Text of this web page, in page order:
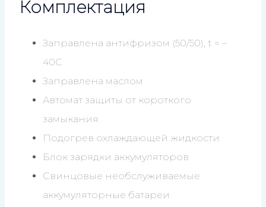
Комплектация
Заправлена антифризом (50/50), t = –
40C
Заправлена маслом
Автомат защиты от короткого
замыкания
Подогрев охлаждающей жидкости
Блок зарядки аккумуляторов
Свинцовые необслуживаемые
аккумуляторные батареи